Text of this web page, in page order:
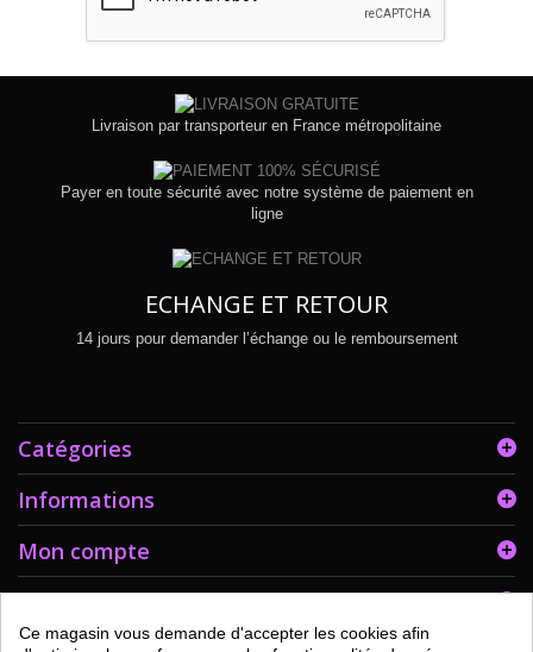
Livraison par transporteur en France métropolitaine
Payer en toute sécurité avec notre système de paiement en
ligne
ECHANGE ET RETOUR
14 jours pour demander l’échange ou le remboursement
Catégories
Informations
Mon compte
Informations sur votre boutique
Ce magasin vous demande d'accepter les cookies afin